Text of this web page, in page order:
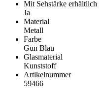
Mit Sehstärke erhältlich
Ja
Material
Metall
Farbe
Gun Blau
Glasmaterial
Kunststoff
Artikelnummer
59466